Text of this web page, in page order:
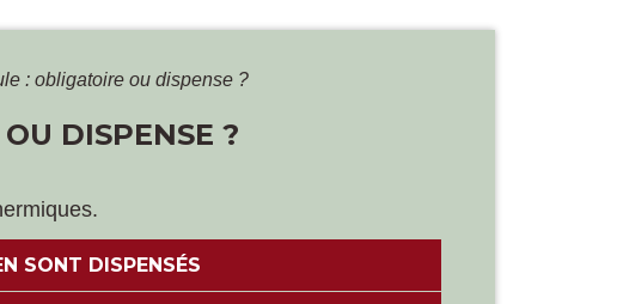
: obligatoire ou dispense ?
DISPENSE ?
SONT DISPENSÉS